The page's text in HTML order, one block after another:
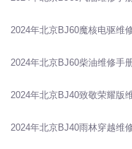
2024年北京BJ60魔核电驱维
2024年北京BJ60柴油维修手
2024年北京BJ40致敬荣耀版
2024年北京BJ40雨林穿越维